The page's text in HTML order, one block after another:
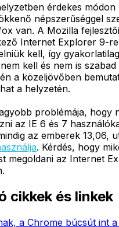
érdekes módon
népszerűséggel
van. A Mozilla
Internet Explorer 9-
kell, így
kell és nem is szabad
a közeljövőben
a helyzetén.
problémája, hogy
az IE 6 és 7
az emberek 13,06,
. Kérdés, hogy
megoldani az Internet
cikkek és linkek
a Chrome búcsút int